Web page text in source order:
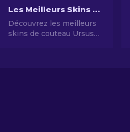
Les Meilleurs Skins Couteau Ursus CS2 : Meilleurs Choix à Acheter en 2026
Découvrez les meilleurs
skins de couteau Ursus